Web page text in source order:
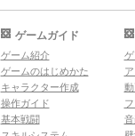
ゲームガイド
ゲーム紹介
ゲームのはじめかた
キャラクター作成
操作ガイド
基本戦闘